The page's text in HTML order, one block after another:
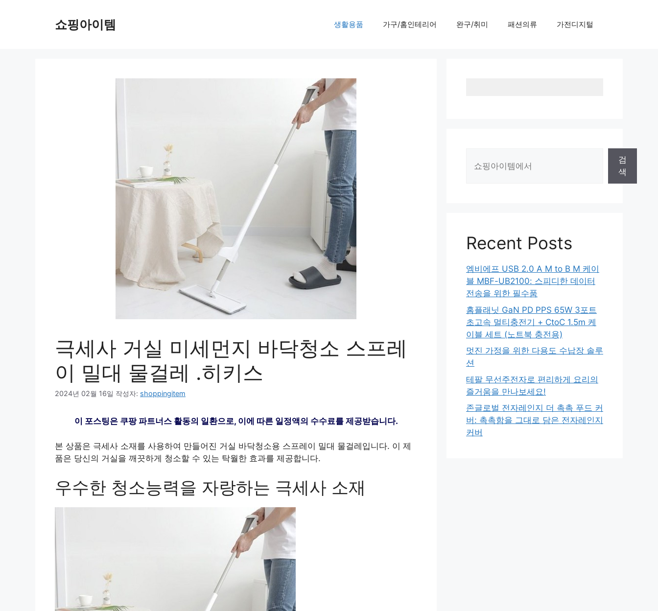
쇼핑아이템 생활용품 가구/홈인테리어 완구/취미 패션의류 가전디지털
극세사 거실 미세먼지 바닥청소 스프레
이 밀대 물걸레 .히키스
2024년 02월 16일 작성자: shoppingitem
이 포스팅은 쿠팡 파트너스 활동의 일환으로, 이에 따른 일정액의 수수료를 제공받습니다.
본 상품은 극세사 소재를 사용하여 만들어진 거실 바닥청소용 스프레이 밀대 물걸레입니다. 이 제
품은 당신의 거실을 깨끗하게 청소할 수 있는 탁월한 효과를 제공합니다.
우수한 청소능력을 자랑하는 극세사 소재
검
색
Recent Posts
엠비에프 USB 2.0 A M to B M 케이
블 MBF-UB2100: 스피디한 데이터
전송을 위한 필수품
홈플래닛 GaN PD PPS 65W 3포트
초고속 멀티충전기 + CtoC 1.5m 케
이블 세트 (노트북 충전용)
멋진 가정을 위한 다용도 수납장 솔루
션
테팔 무선주전자로 편리하게 요리의
즐거움을 만나보세요!
존글로벌 전자레인지 더 촉촉 푸드 커
버: 촉촉함을 그대로 담은 전자레인지
커버